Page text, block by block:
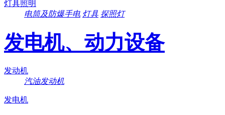
灯具照明
电筒及防爆手电 灯具 探照灯
发电机、动力设备
发动机
汽油发动机
发电机